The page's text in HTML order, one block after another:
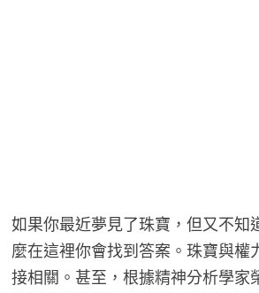
如果你最近夢見了珠寶，但又不知
麼在這裡你會找到答案。珠寶與權
接相關。甚至，根據精神分析學家